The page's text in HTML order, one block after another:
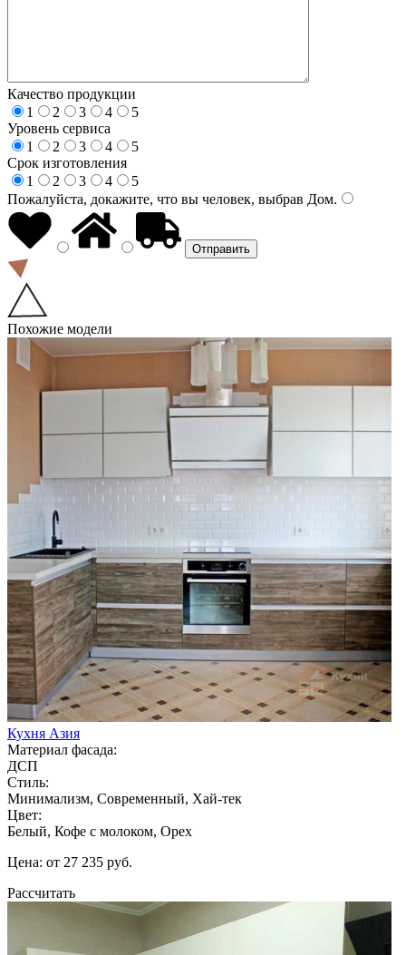
Качество продукции
1
2 3 4
5
Уровень сервиса
1
2 3 4
5
Срок изготовления
1
2 3 4
5
Пожалуйста, докажите, что вы человек, выбрав Дом.
Похожие модели
Кухня Азия
Материал фасада:
ДСП
Стиль:
Минимализм, Современный, Хай-тек
Цвет:
Белый, Кофе с молоком, Орех
Цена: от 27 235 руб.
Рассчитать